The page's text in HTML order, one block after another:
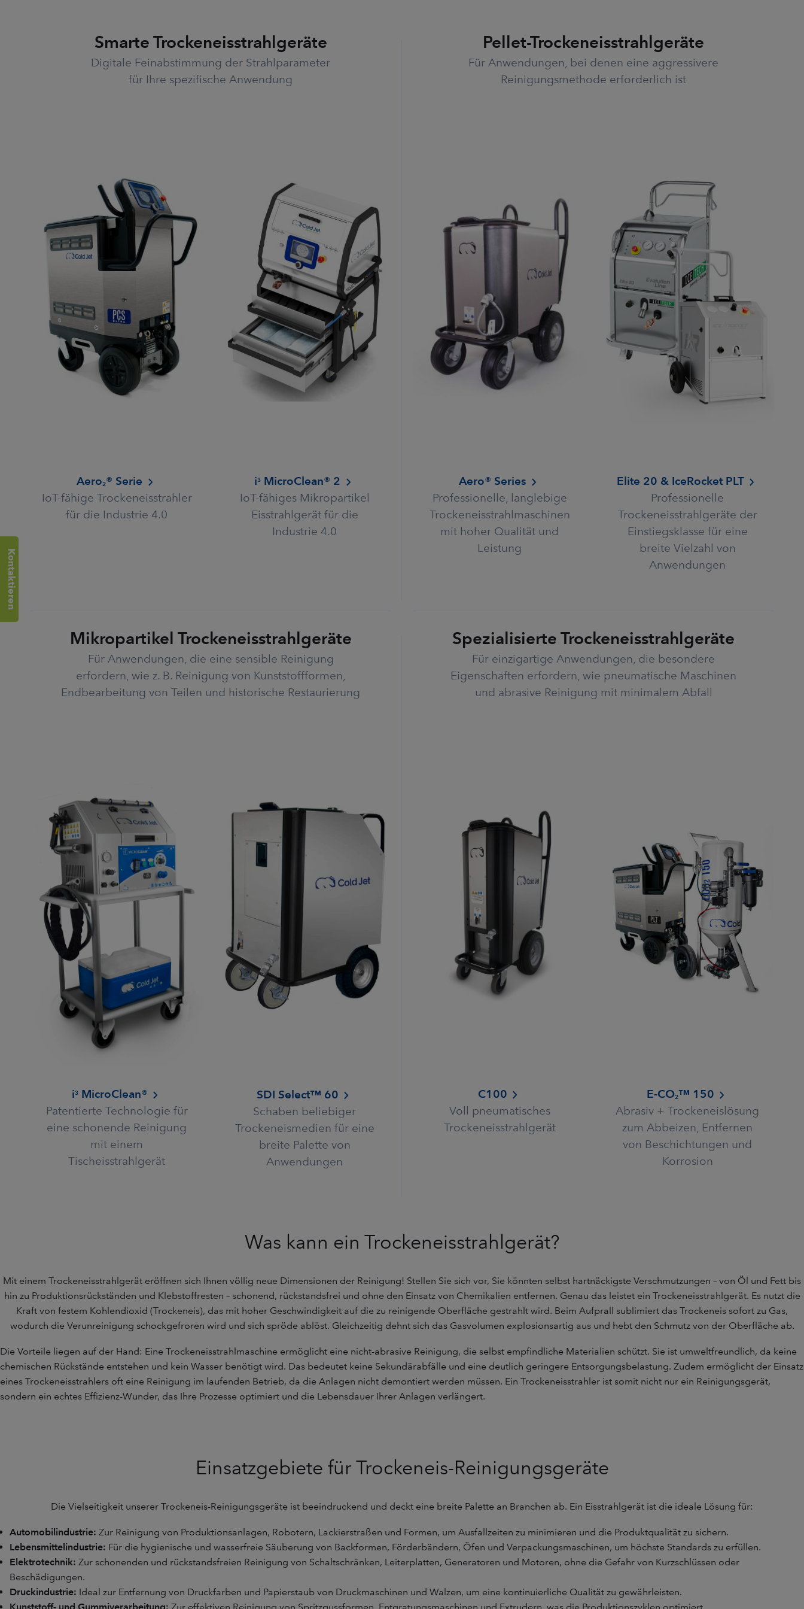
Smarte Trockeneisstrahlgeräte
Digitale Feinabstimmung der Strahlparameter
für Ihre spezifische Anwendung
Aero2® Serie
IoT-fähige Trockeneisstrahler
für die Industrie 4.0
i3 MicroClean® 2
IoT-fähiges Mikropartikel
Eisstrahlgerät für die
Industrie 4.0
Pellet-Trockeneisstrahlgeräte
Für Anwendungen, bei denen eine aggressivere
Reinigungsmethode erforderlich ist
Aero® Series
Professionelle, langlebige
Trockeneisstrahlmaschinen
mit hoher Qualität und
Leistung
Elite 20 & IceRocket PLT
Professionelle
Trockeneisstrahlgeräte der
Einstiegsklasse für eine
breite Vielzahl von
Anwendungen
Mikropartikel Trockeneisstrahlgeräte
Für Anwendungen, die eine sensible Reinigung
erfordern, wie z. B. Reinigung von Kunststoffformen,
Endbearbeitung von Teilen und historische Restaurierung
i3MicroClean®
Patentierte Technologie für
eine schonende Reinigung
mit einem
Tischeisstrahlgerät
SDI Select™ 60
Schaben beliebiger
Trockeneismedien für eine
breite Palette von
Anwendungen
Spezialisierte Trockeneisstrahlgeräte
Für einzigartige Anwendungen, die besondere
Eigenschaften erfordern, wie pneumatische Maschinen
und abrasive Reinigung mit minimalem Abfall
C100
Voll pneumatisches
Trockeneisstrahlgerät
E-CO2™ 150
Abrasiv + Trockeneislösung
zum Abbeizen, Entfernen
von Beschichtungen und
Korrosion
Was kann ein Trockeneisstrahlgerät?
Mit einem Trockeneisstrahlgerät eröffnen sich Ihnen völlig neue Dimensionen der Reinigung! Stellen Sie sich vor, Sie könnten selbst hartnäckigste Verschmutzungen – von Öl und Fett bis
hin zu Produktionsrückständen und Klebstoffresten – schonend, rückstandsfrei und ohne den Einsatz von Chemikalien entfernen. Genau das leistet ein Trockeneisstrahlgerät. Es nutzt die
Kraft von festem Kohlendioxid (Trockeneis), das mit hoher Geschwindigkeit auf die zu reinigende Oberfläche gestrahlt wird. Beim Aufprall sublimiert das Trockeneis sofort zu Gas,
wodurch die Verunreinigung schockgefroren wird und sich spröde ablöst. Gleichzeitig dehnt sich das Gasvolumen explosionsartig aus und hebt den Schmutz von der Oberfläche ab.
Die Vorteile liegen auf der Hand: Eine Trockeneisstrahlmaschine ermöglicht eine nicht-abrasive Reinigung, die selbst empfindliche Materialien schützt. Sie ist umweltfreundlich, da keine
chemischen Rückstände entstehen und kein Wasser benötigt wird. Das bedeutet keine Sekundärabfälle und eine deutlich geringere Entsorgungsbelastung. Zudem ermöglicht der Einsatz
eines Trockeneisstrahlers oft eine Reinigung im laufenden Betrieb, da die Anlagen nicht demontiert werden müssen. Ein Trockeneisstrahler ist somit nicht nur ein Reinigungsgerät,
sondern ein echtes Effizienz-Wunder, das Ihre Prozesse optimiert und die Lebensdauer Ihrer Anlagen verlängert.
Einsatzgebiete für Trockeneis-Reinigungsgeräte
Die Vielseitigkeit unserer Trockeneis-Reinigungsgeräte ist beeindruckend und deckt eine breite Palette an Branchen ab. Ein Eisstrahlgerät ist die ideale Lösung für:
Automobilindustrie: Zur Reinigung von Produktionsanlagen, Robotern, Lackierstraßen und Formen, um Ausfallzeiten zu minimieren und die Produktqualität zu sichern.
Lebensmittelindustrie: Für die hygienische und wasserfreie Säuberung von Backformen, Förderbändern, Öfen und Verpackungsmaschinen, um höchste Standards zu erfüllen.
Elektrotechnik: Zur schonenden und rückstandsfreien Reinigung von Schaltschränken, Leiterplatten, Generatoren und Motoren, ohne die Gefahr von Kurzschlüssen oder
Beschädigungen.
Druckindustrie: Ideal zur Entfernung von Druckfarben und Papierstaub von Druckmaschinen und Walzen, um eine kontinuierliche Qualität zu gewährleisten.
Kontaktieren